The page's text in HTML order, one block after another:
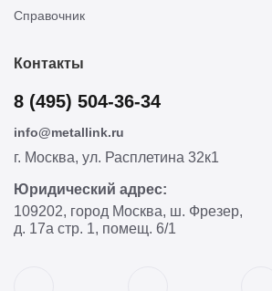
Справочник
Контакты
8 (495) 504-36-34
info@metallink.ru
г. Москва, ул. Расплетина 32к1
Юридический адрес:
109202, город Москва, ш. Фрезер,
д. 17а стр. 1, помещ. 6/1